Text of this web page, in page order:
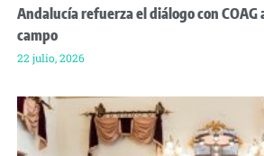
Andalucía refuerza el diálogo con COAG
campo
22 julio, 2026